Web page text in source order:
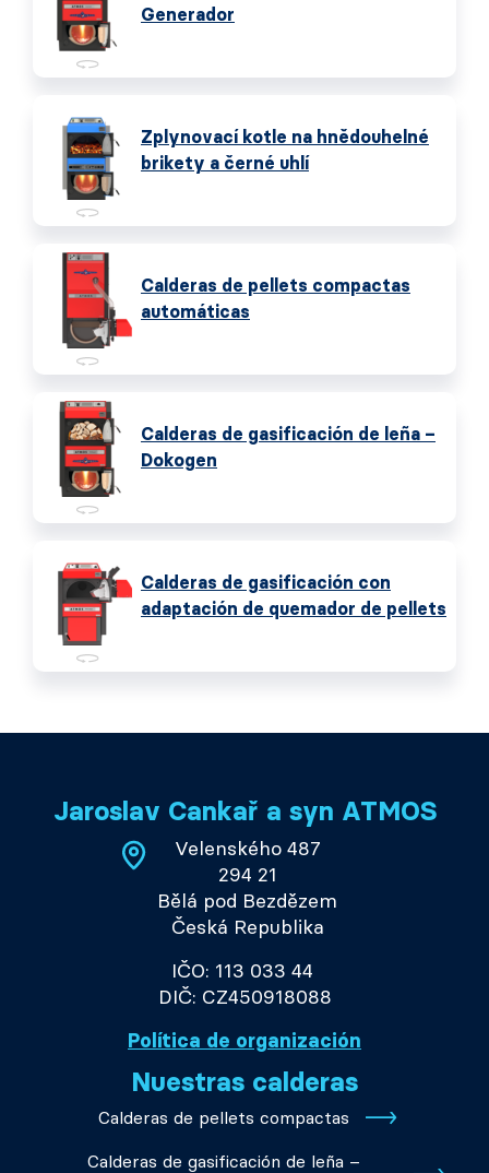
Generador
Zplynovací kotle na hnědouhelné
brikety a černé uhlí
Calderas de pellets compactas
automáticas
Calderas de gasificación de leña –
Dokogen
Calderas de gasificación con
adaptación de quemador de pellets
Jaroslav Cankař a syn ATMOS
Velenského 487
294 21
Bělá pod Bezdězem
Česká Republika
IČO: 113 033 44
DIČ: CZ450918088
Política de organización
Nuestras calderas
Calderas de pellets compactas
Calderas de gasificación de leña –